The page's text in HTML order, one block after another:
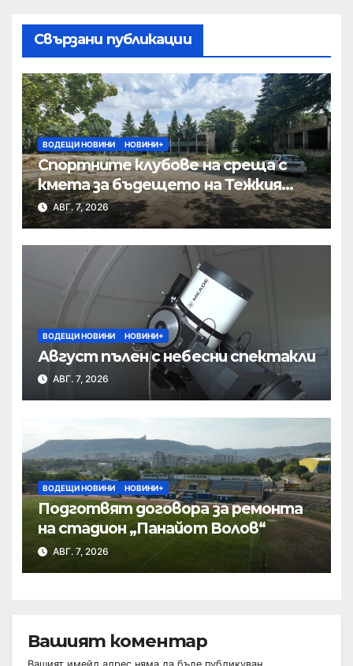
Свързани публикации
ВОДЕЩИ НОВИНИ НОВИНИ+
Спортните клубове на среща с
кмета за бъдещето на Тежкия
полк
АВГ. 7, 2026
ВОДЕЩИ НОВИНИ НОВИНИ+
Август пълен с небесни спектакли
АВГ. 7, 2026
ВОДЕЩИ НОВИНИ НОВИНИ+
Подготвят договора за ремонта
на стадион „Панайот Волов“
АВГ. 7, 2026
Вашият коментар